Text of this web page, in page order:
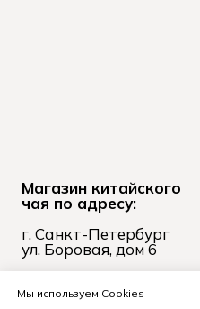
Магазин китайского
чая по адресу:
г. Санкт-Петербург
ул. Боровая, дом 6
+7 (921) 653-74-24
Мы используем Cookies